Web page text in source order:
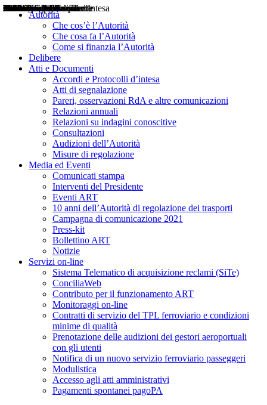
Autorità
Che cos’è l’Autorità
Che cosa fa l’Autorità
Come si finanzia l’Autorità
Delibere
Atti e Documenti
Accordi e Protocolli d’intesa
Atti di segnalazione
Pareri, osservazioni RdA e altre comunicazioni
Relazioni annuali
Relazioni su indagini conoscitive
Consultazioni
Audizioni dell’Autorità
Misure di regolazione
Media ed Eventi
Comunicati stampa
Interventi del Presidente
Eventi ART
10 anni dell’Autorità di regolazione dei trasporti
Campagna di comunicazione 2021
Press-kit
Bollettino ART
Notizie
Servizi on-line
Sistema Telematico di acquisizione reclami (SiTe)
ConciliaWeb
Contributo per il funzionamento ART
Monitoraggi on-line
Contratti di servizio del TPL ferroviario e condizioni
minime di qualità
Prenotazione delle audizioni dei gestori aeroportuali
con gli utenti
Notifica di un nuovo servizio ferroviario passeggeri
Modulistica
Accesso agli atti amministrativi
Pagamenti spontanei pagoPA
Delibere
Pareri
Consultazioni
Audizioni
Atti di Segnalazione
Accordi e Protocolli d'Intesa
Relazioni annuali
Misure di regolazione
Notizie
Comunicati Stampa
Bollettini ART
Convegni ART
Interviste del Presidente
Articoli in primo piano
Interventi del Presidente
2004
2005
2010
2013
2014
2015
2016
2017
2018
2019
202
2020
2021
2022
2023
2024
2025
2026
Aereo
Marittimo
Terrestre